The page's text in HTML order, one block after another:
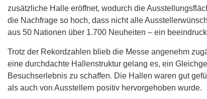
zusätzliche Halle eröffnet, wodurch die
die Nachfrage so hoch, dass nicht alle
aus 50 Nationen über 1.700 Neuheiten – ein
Trotz der Rekordzahlen blieb die Messe angenehm
eine durchdachte Hallenstruktur gelang es, ein
Besuchserlebnis zu schaffen. Die Hallen waren gut
als auch von Ausstellern positiv hervorgehoben wurde.